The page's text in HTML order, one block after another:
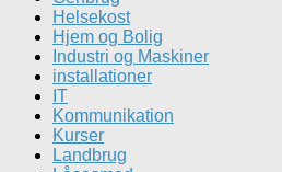
Helsekost
Hjem og Bolig
Industri og Maskiner
installationer
IT
Kommunikation
Kurser
Landbrug